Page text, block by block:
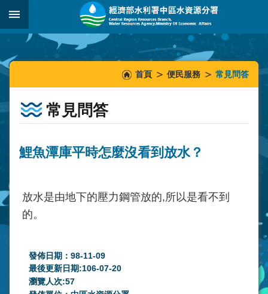
跳到主要內容區塊
:::
::::::
首頁 便民服務 常見問答
常見問答
鯉魚潭庫平時怎麼沒看到放水？
放水是由地下的壓力鋼管放的,所以是看不到
的。
發佈日期：98-11-09
最後更新日期:106-07-20
瀏覽人次:57